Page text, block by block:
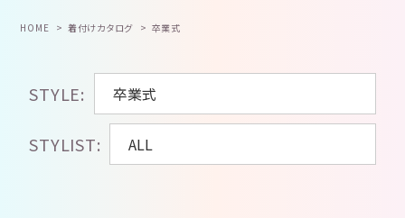
HOME 着付けカタログ 卒業式
STYLE:
STYLIST: